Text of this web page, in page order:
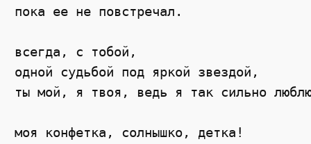
пока ее не повстречал.
всегда, с тобой,
одной судьбой под яркой звездой,
ты мой, я твоя, ведь я так сильно
моя конфетка, солнышко, детка!